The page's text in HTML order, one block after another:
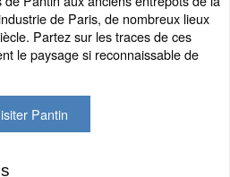
de Paris, de nombreux lieux
Partez sur les traces de ces
le paysage si reconnaissable de
Pantin